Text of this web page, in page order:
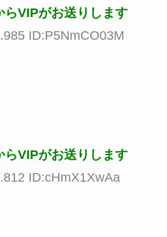
らVIPがお送りします
ID:P5NmCO03M
らVIPがお送りします
ID:cHmX1XwAa